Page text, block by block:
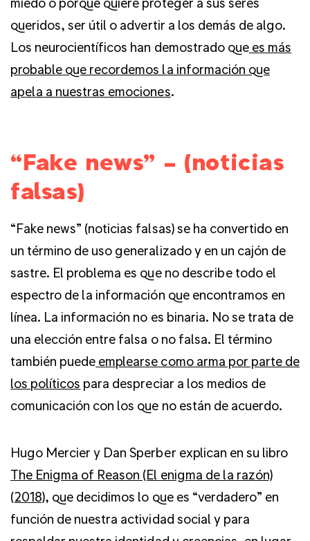
queridos, ser útil o advertir a los demás de algo.
Los neurocientíficos han demostrado que es más
probable que recordemos la información que
apela a nuestras emociones.
“Fake news” – (noticias
falsas)
“Fake news” (noticias falsas) se ha convertido en
un término de uso generalizado y en un cajón de
sastre. El problema es que no describe todo el
espectro de la información que encontramos en
línea. La información no es binaria. No se trata de
una elección entre falsa o no falsa. El término
también puede emplearse como arma por parte de
los políticos para despreciar a los medios de
comunicación con los que no están de acuerdo.
Hugo Mercier y Dan Sperber explican en su libro
The Enigma of Reason (El enigma de la razón)
(2018), que decidimos lo que es “verdadero” en
función de nuestra actividad social y para